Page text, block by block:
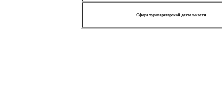
Сфера туроператорской деятельности